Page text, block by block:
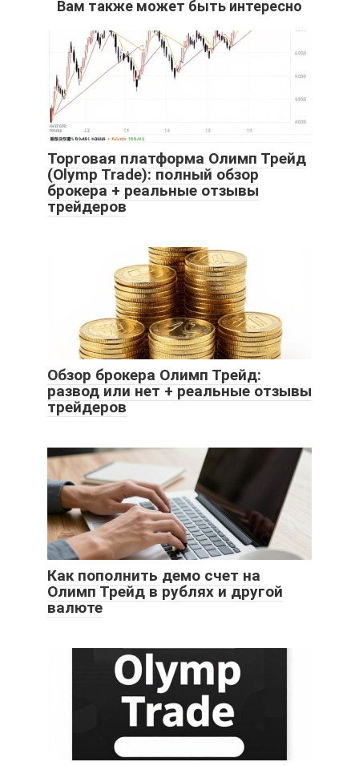
Вам также может быть интересно
Торговая платформа Олимп Трейд
(Olymp Trade): полный обзор
брокера + реальные отзывы
трейдеров
Обзор брокера Олимп Трейд:
развод или нет + реальные отзывы
трейдеров
Как пополнить демо счет на
Олимп Трейд в рублях и другой
валюте